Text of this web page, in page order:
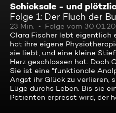
Schicksale - und
Folge 1: Der Fluch der
23 Min. Folge vom
Clara Fischer lebt eigentlich
hat ihre eigene
sie liebt, und eine kleine
Herz geschlossen hat. Doch
Sie ist eine "funktionale
Angst ihr Glück zu verlieren,
Lüge durchs Leben. Bis sie
Patienten erpresst wird, der